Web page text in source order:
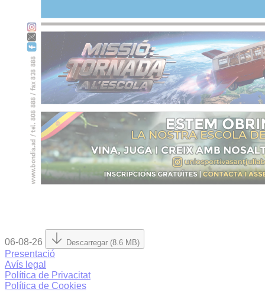
06-08-26 Descarregar (8.6 MB)
Presentació
Avís legal
Política de Privacitat
Política de Cookies